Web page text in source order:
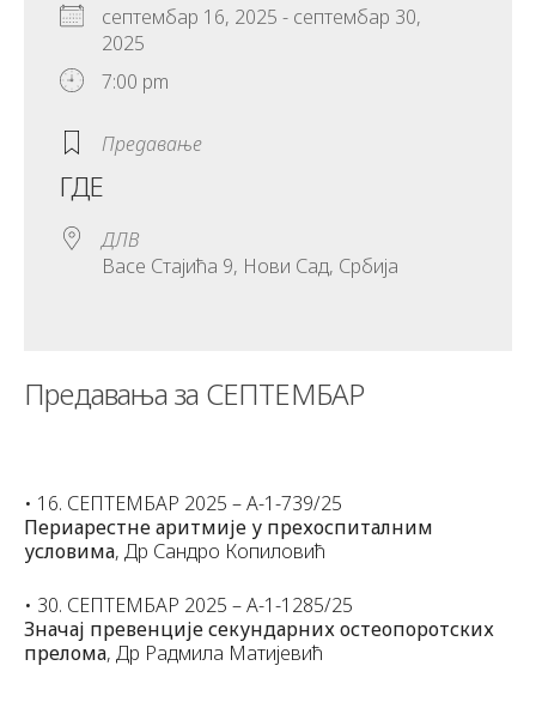
септембар 16, 2025 - септембар 30,
2025
7:00 pm
Предавање
ГДЕ
ДЛВ
Васе Стајића 9, Нови Сад, Србија
Предавања за СЕПТЕМБАР
• 16. СЕПТЕМБАР 2025 – А-1-739/25
Периарестне аритмије у прехоспиталним
условима, Др Сандро Копиловић
• 30. СЕПТЕМБАР 2025 – А-1-1285/25
Значај превенције секундарних остеопоротских
прелома, Др Радмила Матијевић